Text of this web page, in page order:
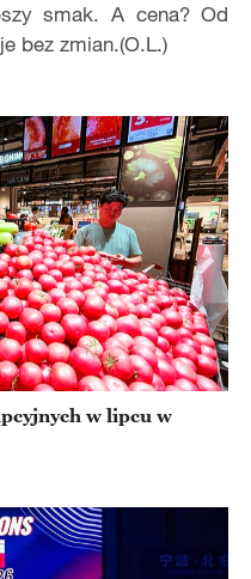
smak. A cena? Od
bez zmian.(O.L.)
w lipcu w